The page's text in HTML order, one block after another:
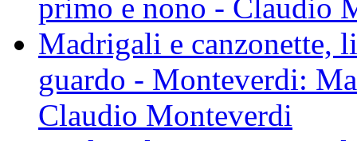
primo e nono - Claudio
Madrigali e canzonette,
guardo - Monteverdi:
Claudio Monteverdi